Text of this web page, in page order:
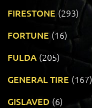
FIRESTONE (293)
FORTUNE (16)
FULDA (205)
GENERAL TIRE (167)
GISLAVED (6)